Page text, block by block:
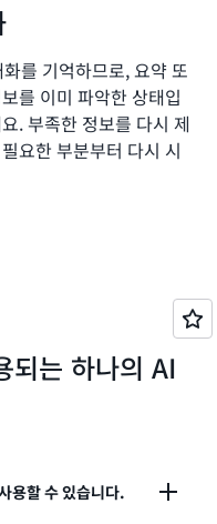
를 기억하므로, 요약 또
를 이미 파악한 상태입
. 부족한 정보를 다시 제
요한 부분부터 다시 시
되는 하나의 AI
용할 수 있습니다.